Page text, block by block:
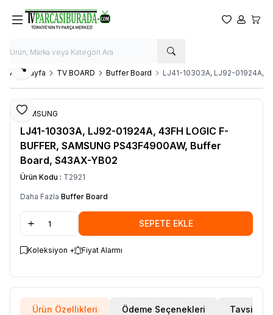
Favorilerim
Hesabım
Ana Sayfa TV BOARD Buffer Board LJ41-10303A, LJ92-01924A,
Favoriye Ekle
Paylaş
SAMSUNG
LJ41-10303A, LJ92-01924A, 43FH LOGIC F-
BUFFER, SAMSUNG PS43F4900AW, Buffer
Board, S43AX-YB02
Ürün Kodu : T2921
Daha Fazla Buffer Board
SEPETE EKLE
Koleksiyon + Fiyat Alarmı
Ürün Özellikleri Ödeme Seçenekleri Tavsiye Et